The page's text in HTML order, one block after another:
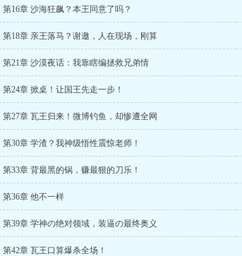
第16章 沙海狂飙？本王同意了吗？
第18章 亲王落马？谢邀，人在现场，刚算
第21章 沙漠夜话：我靠瞎编拯救兄弟情
第24章 掀桌！让国王先走一步！
第27章 瓦王归来！微博钓鱼，却惨遭全网
第30章 学渣？我神级悟性震惊老师！
第33章 背最黑的锅，赚最狠的刀乐！
第36章 他不一样
第39章 学神の绝对领域，装逼の最终奥义
第42章 瓦王口算爆杀全场！